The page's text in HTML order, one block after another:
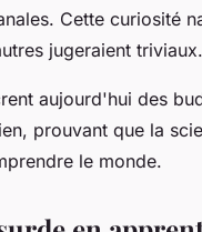
Cette curiosité
jugeraient triviaux.
aujourd'hui des
prouvant que la
le monde.